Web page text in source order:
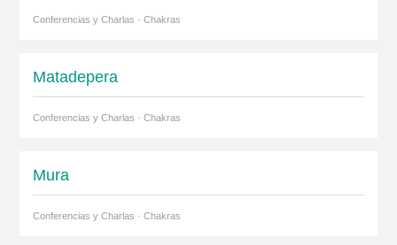
Conferencias y Charlas · Chakras
Matadepera
Conferencias y Charlas · Chakras
Mura
Conferencias y Charlas · Chakras